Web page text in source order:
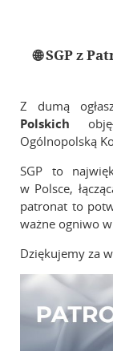
🌐 SGP z
Z dumą
Polskich
Ogólnopolską
SGP to
w Polsce,
patronat to
ważne ogniwo
Dziękujemy za